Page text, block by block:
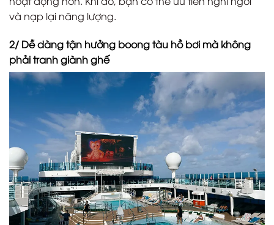
và nạp lại năng lượng.
2/ Dễ dàng tận hưởng boong tàu hồ bơi mà không
phải tranh giành ghế